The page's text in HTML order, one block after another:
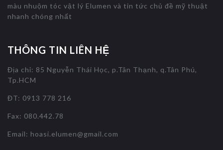
màu nhuộm tóc vật lý Elumen và tin tức chủ đề mỹ thuật
nhanh chóng nhất
THÔNG TIN LIÊN HỆ
Địa chỉ: 85 Nguyễn Thái Học, p.Tân Thạnh, q.Tân Phú,
Tp.HCM
ĐT: 0913 778 216
Fax: 080.442.78
Email: hoasi.elumen@gmail.com